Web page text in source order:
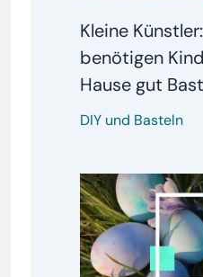
Kleine
benötigen
Hause gut
DIY und Basteln